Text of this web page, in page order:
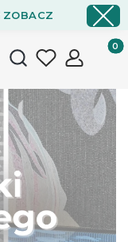
ZOBACZ
Otwórz